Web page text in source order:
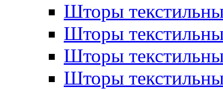
Шторы
Шторы
Шторы
Шторы